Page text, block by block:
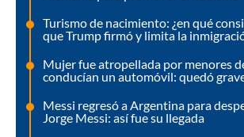
Turismo de nacimiento: ¿en qué
que Trump firmó y limita la
Mujer fue atropellada por menores
conducían un automóvil: quedó
Messi regresó a Argentina para
Jorge Messi: así fue su llegada